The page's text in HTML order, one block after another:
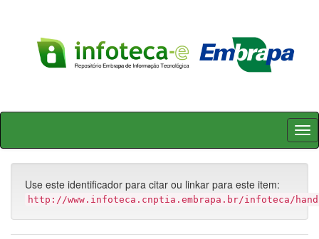
Skip
Use este identificador para citar ou linkar para este item:
http://www.infoteca.cnptia.embrapa.br/infoteca/